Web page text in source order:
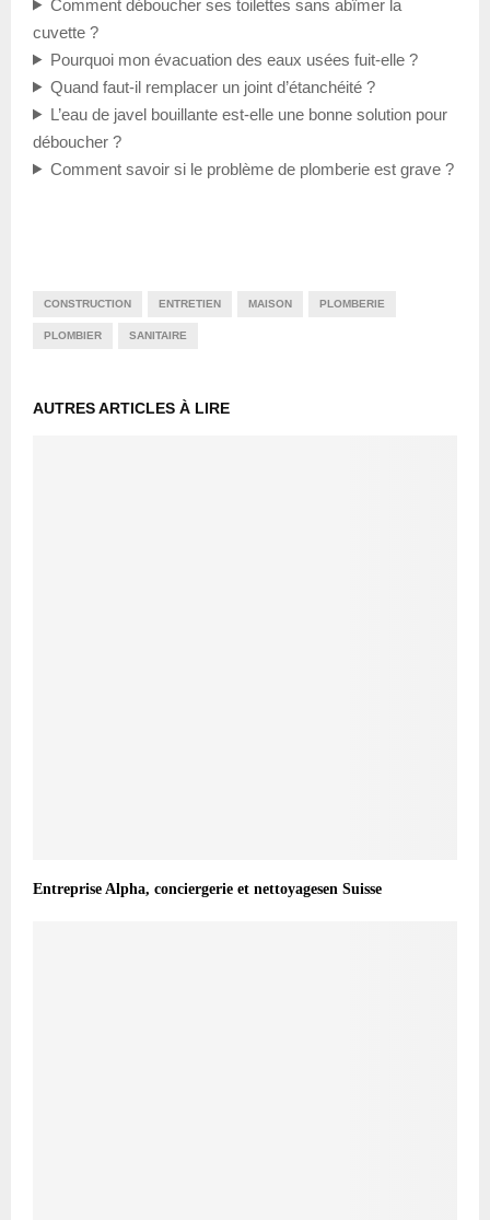
Comment déboucher ses toilettes sans abîmer la
cuvette ?
Pourquoi mon évacuation des eaux usées fuit-elle ?
Quand faut-il remplacer un joint d’étanchéité ?
L’eau de javel bouillante est-elle une bonne solution pour
déboucher ?
Comment savoir si le problème de plomberie est grave ?
CONSTRUCTION ENTRETIEN MAISON PLOMBERIE
PLOMBIER SANITAIRE
AUTRES ARTICLES À LIRE
Entreprise Alpha, conciergerie et nettoyagesen Suisse